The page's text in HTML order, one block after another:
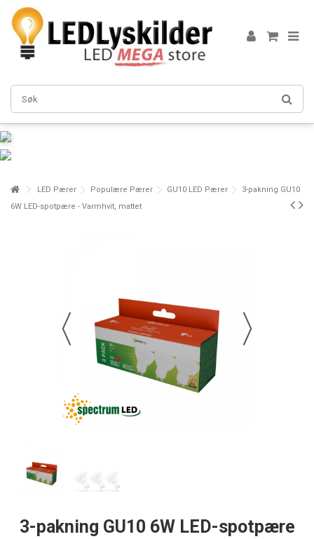
LED Pærer Populære Pærer GU10 LED Pærer
3-pakning GU10
6W LED-spotpære - Varmhvit, mattet
3-pakning GU10 6W LED-spotpære